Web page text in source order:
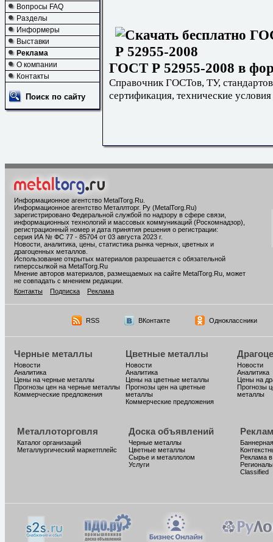
Вопросы FAQ
Разделы
Информеры
Выставки
Реклама
О компании
Контакты
Поиск по сайту
ГОСТ Р 52955-2008 в
Справочник ГОСТов, ТУ,
сертификация, технические условия
Информационное агентство MetalTorg.Ru
Информационное агентство Металлторг. Ру (MetalTorg.Ru)
зарегистрировано Федеральной службой по надзору в сфере связи,
информационных технологий и массовых коммуникаций (Роскомнадзор),
регистрационный номер и дата принятия решения о регистрации:
серия ИА № ФС 77 - 85704 от 03 августа 2023 г.
Новости, аналитика, цены, статистика рынка черных, цветных и
драгоценных металлов.
Использование открытых материалов разрешается с обязательной
гиперссылкой на MetalTorg.Ru
Мнение авторов материалов, размещаемых на сайте MetalTorg.Ru, может
не совпадать с мнением редакции.
Контакты
Подписка Реклама
RSS ВКонтакте Одноклассники
Черные металлы
Новости
Аналитика
Цены на черные металлы
Прогнозы цен на черные металлы
Коммерческие предложения
Цветные металлы
Новости
Аналитика
Цены на цветные металлы
Прогнозы цен на цветные
металлы
Коммерческие предложения
Новости
Аналитика
Цены на
Прогнозы
металлы
Металлоторговля
Каталог организаций
Металлургический маркетплейс
Доска объявлений
Черные металлы
Цветные металлы
Сырье и металлолом
Услуги
Реклама
Classified